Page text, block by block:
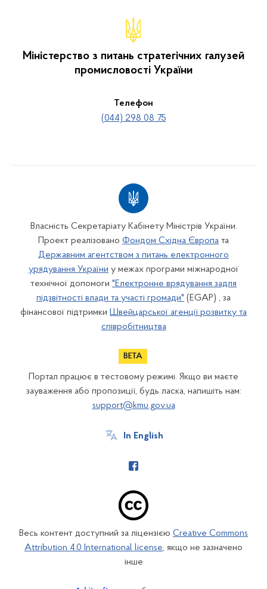
Міністерство з питань стратегічних галузей
промисловості України
Телефон
(044) 298 08 75
Власність Секретаріату Кабінету Міністрів України.
Проект реалізовано Фондом Східна Європа та
Державним агентством з питань електронного
урядування України у межах програми міжнародної
технічної допомоги "Електронне врядування задля
підзвітності влади та участі громади" (EGAP) , за
фінансової підтримки Швейцарської агенції розвитку та
співробітництва
Портал працює в тестовому режимі. Якщо ви маєте
зауваження або пропозиції, будь ласка, напишіть нам:
support@kmu.gov.ua
In English
Весь контент доступний за ліцензією Creative Commons
Attribution 4.0 International license, якщо не зазначено
інше